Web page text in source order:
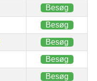
Besøg
Besøg
Besøg
Besøg
Besøg